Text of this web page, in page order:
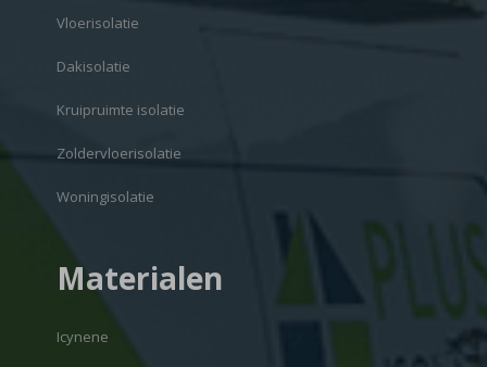
Vloerisolatie
Dakisolatie
Kruipruimte isolatie
Zoldervloerisolatie
Woningisolatie
Materialen
Icynene